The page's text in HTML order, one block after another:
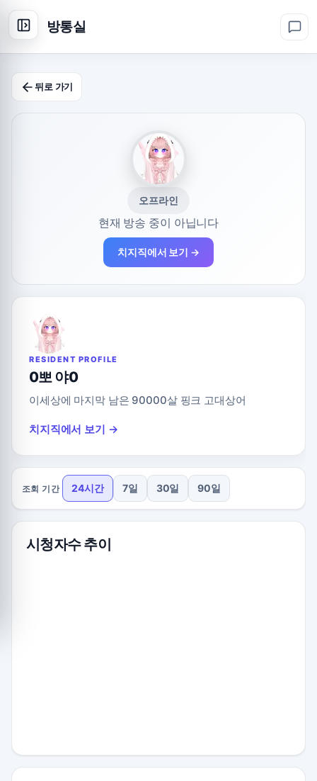
방통실
뒤로 가기
오프라인
현재 방송 중이 아닙니다
치지직에서 보기 →
RESIDENT PROFILE
0뽀 야0
이세상에 마지막 남은 90000살 핑크 고대상어
치지직에서 보기 →
조회 기간 24시간 7일 30일 90일
시청자수 추이